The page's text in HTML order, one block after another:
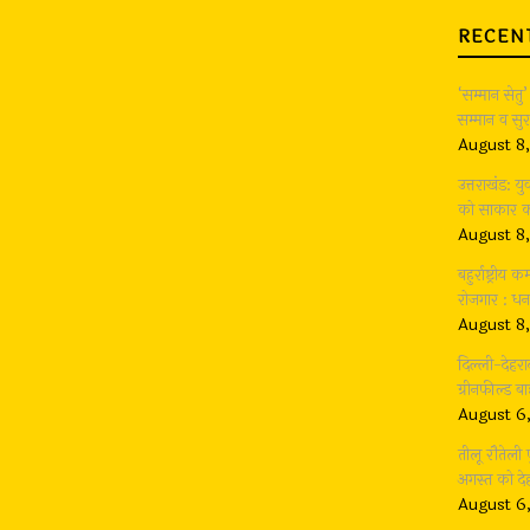
‘सम्मान
सम्मान व
August
उत्तराखंड:
को साकार
August
रोजगार :
August
दिल्ली-
ग्रीनफील्ड
August
तीलू
अगस्त को
August